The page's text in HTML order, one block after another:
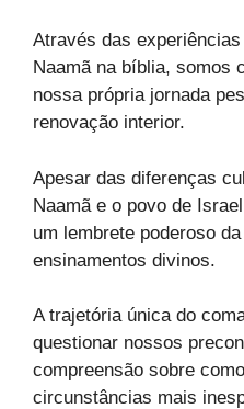
Através das
Naamã na bíblia, somos
nossa própria jornada
renovação interior.
Apesar das diferenças
Naamã e o povo de
um lembrete poderoso
ensinamentos divinos.
A trajetória única do
questionar nossos
compreensão sobre
circunstâncias mais